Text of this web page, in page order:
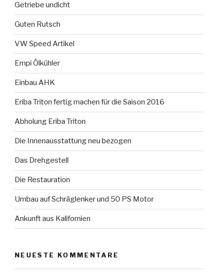
Getriebe undicht
Guten Rutsch
VW Speed Artikel
Empi Ölkühler
Einbau AHK
Eriba Triton fertig machen für die Saison 2016
Abholung Eriba Triton
Die Innenausstattung neu bezogen
Das Drehgestell
Die Restauration
Umbau auf Schräglenker und 50 PS Motor
Ankunft aus Kalifornien
NEUESTE KOMMENTARE